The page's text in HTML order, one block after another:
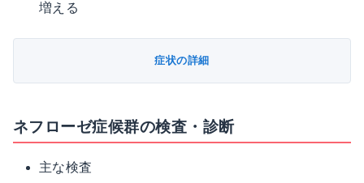
増える
症状の詳細
ネフローゼ症候群の検査・診断
主な検査